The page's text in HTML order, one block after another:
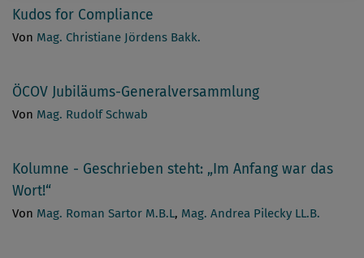
Kudos for Compliance
Von Mag. Christiane Jördens Bakk.
ÖCOV Jubiläums-Generalversammlung
Von Mag. Rudolf Schwab
Kolumne - Geschrieben steht: „Im Anfang war das
Wort!“
Von Mag. Roman Sartor M.B.L, Mag. Andrea Pilecky LL.B.